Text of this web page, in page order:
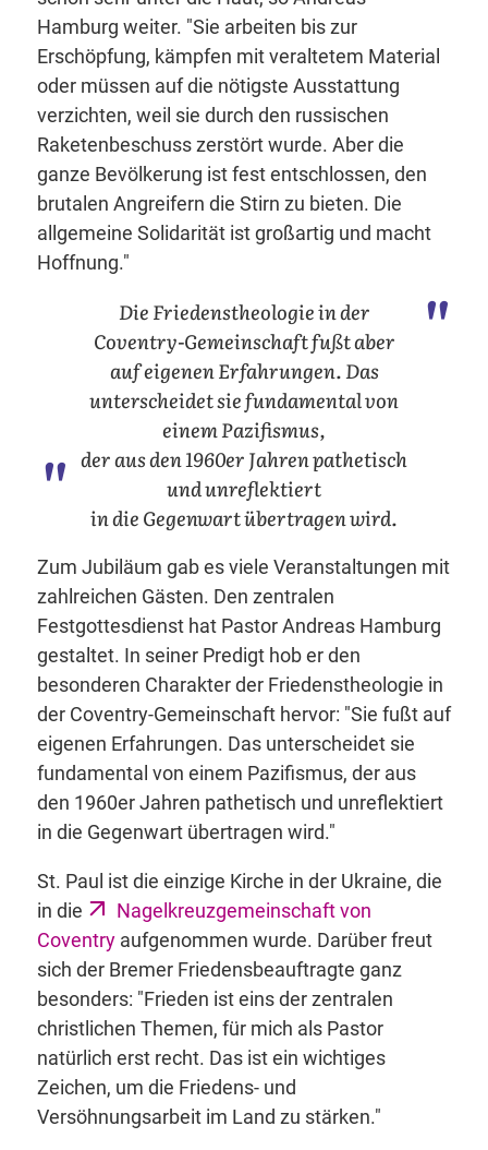
Hamburg weiter. "Sie arbeiten bis zur
Erschöpfung, kämpfen mit veraltetem Material
oder müssen auf die nötigste Ausstattung
verzichten, weil sie durch den russischen
Raketenbeschuss zerstört wurde. Aber die
ganze Bevölkerung ist fest entschlossen, den
brutalen Angreifern die Stirn zu bieten. Die
allgemeine Solidarität ist großartig und macht
Hoffnung."
Die Friedenstheologie in der
Coventry-Gemeinschaft fußt aber
auf eigenen Erfahrungen. Das
unterscheidet sie fundamental von
einem Pazifismus,
der aus den 1960er Jahren pathetisch
und unreflektiert
in die Gegenwart übertragen wird.
Zum Jubiläum gab es viele Veranstaltungen mit
zahlreichen Gästen. Den zentralen
Festgottesdienst hat Pastor Andreas Hamburg
gestaltet. In seiner Predigt hob er den
besonderen Charakter der Friedenstheologie in
der Coventry-Gemeinschaft hervor: "Sie fußt auf
eigenen Erfahrungen. Das unterscheidet sie
fundamental von einem Pazifismus, der aus
den 1960er Jahren pathetisch und unreflektiert
in die Gegenwart übertragen wird."
St. Paul ist die einzige Kirche in der Ukraine, die
in die
Nagelkreuzgemeinschaft von
Coventryaufgenommen wurde. Darüber freut
sich der Bremer Friedensbeauftragte ganz
besonders: "Frieden ist eins der zentralen
christlichen Themen, für mich als Pastor
natürlich erst recht. Das ist ein wichtiges
Zeichen, um die Friedens- und
Versöhnungsarbeit im Land zu stärken."